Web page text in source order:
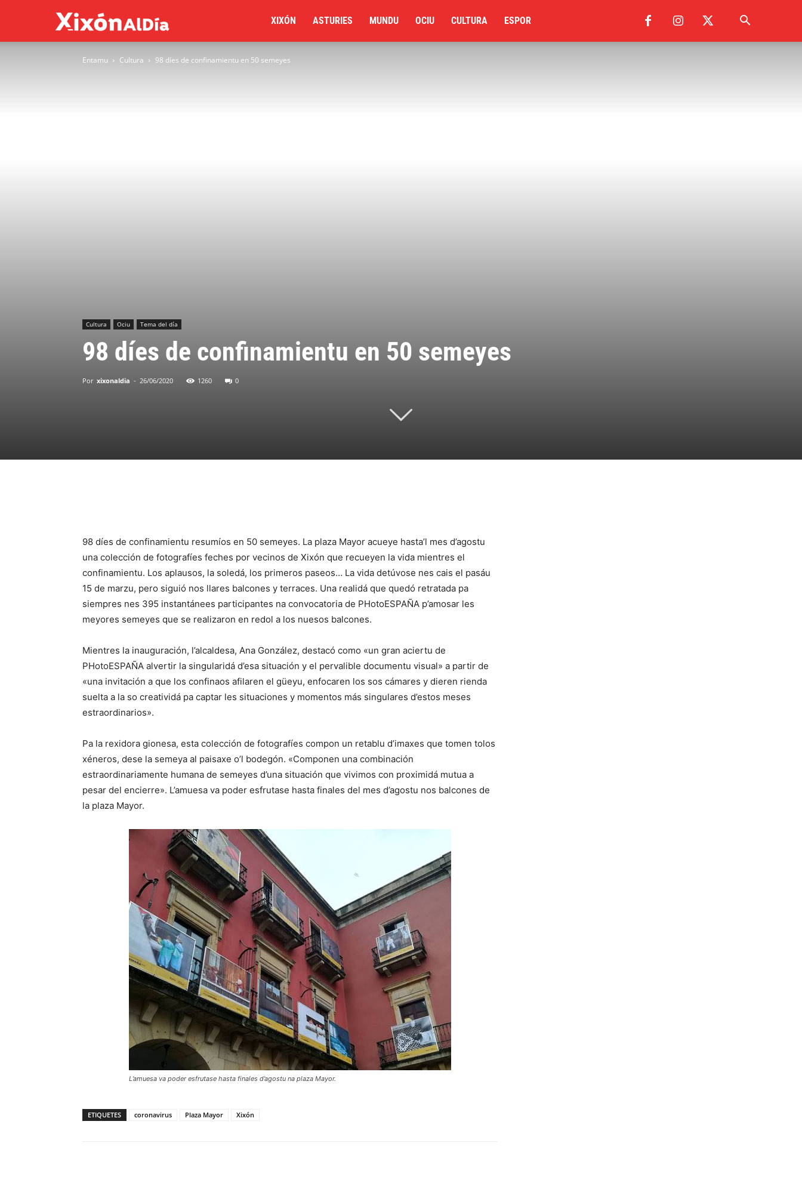
al
XIXÓN ASTURIES MUNDU OCIU CULTURA ESPOR
Entamu Cultura 98 díes de confinamientu en 50 semeyes
Cultura Ociu Tema del día
98 díes de confinamientu en 50 semeyes
Por xixonaldia - 26/06/2020 1260 0
98 díes de confinamientu resumíos en 50 semeyes. La plaza Mayor acueye hasta’l mes d’agostu
una colección de fotografíes feches por vecinos de Xixón que recueyen la vida mientres el
confinamientu. Los aplausos, la soledá, los primeros paseos… La vida detúvose nes cais el pasáu
15 de marzu, pero siguió nos llares balcones y terraces. Una realidá que quedó retratada pa
siempres nes 395 instantánees participantes na convocatoria de PHotoESPAÑA p’amosar les
meyores semeyes que se realizaron en redol a los nuesos balcones.
Mientres la inauguración, l’alcaldesa, Ana González, destacó como «un gran aciertu de
PHotoESPAÑA alvertir la singularidá d’esa situación y el pervalible documentu visual» a partir de
«una invitación a que los confinaos afilaren el güeyu, enfocaren los sos cámares y dieren rienda
suelta a la so creatividá pa captar les situaciones y momentos más singulares d’estos meses
estraordinarios».
Pa la rexidora gionesa, esta colección de fotografíes compon un retablu d’imaxes que tomen tolos
xéneros, dese la semeya al paisaxe o’l bodegón. «Componen una combinación
estraordinariamente humana de semeyes d’una situación que vivimos con proximidá mutua a
pesar del encierre». L’amuesa va poder esfrutase hasta finales del mes d’agostu nos balcones de
la plaza Mayor.
L’amuesa va poder esfrutase hasta finales d’agostu na plaza Mayor.
ETIQUETES coronavirus Plaza Mayor Xixón